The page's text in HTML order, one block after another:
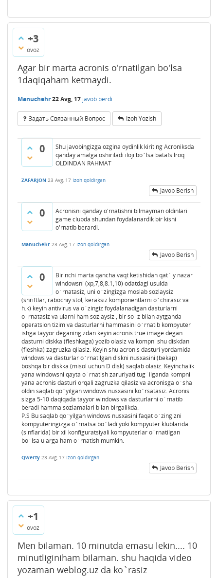
+3
ovoz
Agar bir marta acronis o'rnatilgan bo'lsa
1daqiqaham ketmaydi.
Manuchehr22 Avg, 17 javob berdi
Задать Связанный Вопрос Izoh Yozish
0
Shu javobingizga ozgina oydinlik kiriting Acroniksda
qanday amalga oshiriladi iloji bo`lsa batafsilroq
OLDINDAN RAHMAT
ZAFARJON 23 Avg, 17 Izoh qoldirgan
Javob Berish
0
Acronisni qanday o'rnatishni bilmayman oldinlari
game clubda shundan foydalanardik bir kishi
o'rnatib berardi.
Manuchehr 23 Avg, 17 Izoh qoldirgan
Javob Berish
0
Birinchi marta qancha vaqt ketishidan qat`iy nazar
windowsni (xp,7,8,8.1,10) odatdagi usulda
o`rnatasiz, uni o`zingizga moslab sozlaysiz
(shriftlar, rabochiy stol, keraksiz komponentlarni o`chirasiz va
h.k) keyin antivirus va o`zingiz foydalanadigan dasturlarni
o`rnatasiz va ularni ham sozlaysiz , bir so`z bilan aytganda
operatsion tizim va dasturlarni hammasini o`rnatib kompyuter
ishga tayyor deganingizdan keyin acronis true image degan
dasturni diskka (fleshkaga) yozib olasiz va kompni shu diskdan
(fleshka) zagruzka qilasiz. Keyin shu acronis dasturi yordamida
windows va dasturlar o`rnatilgan diskni nusxasini (bekap)
boshqa bir diskka (misol uchun D disk) saqlab olasiz. Keyinchalik
yana windowsni qayta o`rnatish zaruriyati tug`ilganda kompni
yana acronis dasturi orqali zagruzka qilasiz va acronisga o`sha
oldin saqlab qo`yilgan windows nusxasini ko`rsatasiz. Acronis
sizga 5-10 daqiqada tayyor windows va dasturlarni o`rnatib
beradi hamma sozlamalari bilan birgalikda.
P.S Bu saqlab qo`yilgan windows nusxasini faqat o`zingizni
kompyuteringizga o`rnatsa bo`ladi yoki kompyuter klublarida
(sinflarida) bir xil konfiguratsiyali kompyuterlar o`rnatilgan
bo`lsa ularga ham o`rnatish mumkin.
Qwerty 23 Avg, 17 Izoh qoldirgan
Javob Berish
+1
ovoz
Men bilaman. 10 minutda emasu lekin.... 10
minutliginiham bilaman. shu haqida video
yozaman weblog.uz da ko`rasiz